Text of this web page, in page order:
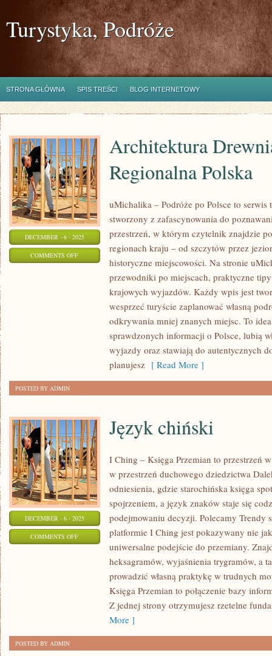
Turystyka, Podróże
STRONA GŁÓWNA SPIS TREŚCI BLOG INTERNETOWY
DECEMBER - 6 - 2025
COMMENTS OFFON
DREWNIANA
Architektura
Regionalna Polska
uMichalika – Podróże po Polsce to serwis
stworzony z zafascynowania do
przestrzeń, w którym czytelnik znajdzie
regionach kraju – od szczytów przez
historyczne miejscowości. Na stronie
przewodniki po miejscach, praktyczne
krajowych wyjazdów. Każdy wpis jest
wesprzeć turyście zaplanować własną
odkrywania mniej znanych miejsc. To
sprawdzonych informacji o Polsce, lubią
wyjazdy oraz stawiają do autentycznych
planujesz [ Read More ]
POSTED BY ADMIN
DECEMBER - 6 - 2025
COMMENTS OFFON
Język chiński
I Ching – Księga Przemian to przestrzeń
w przestrzeń duchowego dziedzictwa
odniesienia, gdzie starochińska księga
spojrzeniem, a język znaków staje się
podejmowaniu decyzji. Polecamy Trendy
platformie I Ching jest pokazywany nie
uniwersalne podejście do przemiany.
heksagramów, wyjaśnienia trygramów, a
prowadzić własną praktykę w trudnych
Księga Przemian to połączenie bazy
Z jednej strony otrzymujesz rzetelne
More ]
POSTED BY ADMIN